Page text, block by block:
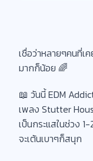
เชื่อว่าหลายๆคนที่เ
มากก็น้อย 🌈
📖 วันนี้ EDM
เพลง Stutter
เป็นกระแสในช่วง
จะเต้นเบาๆก็สนุก